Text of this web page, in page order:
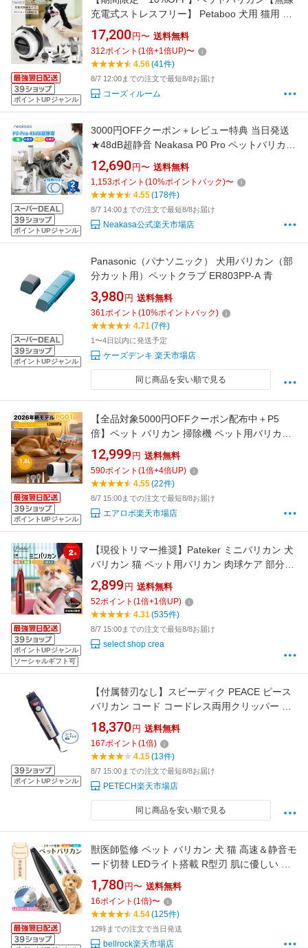
ポイントUPジャンル
充電式ストレスフリー】 Petaboo 犬用 猫用 掃
除機 7in1 静音 吸引 ペットグルーミング バリカ
ン 犬用バリカン ペット掃除機 犬 ペット用品 ペ
ット用バリカン 中型 犬 カット バリカン ペット
美容器 トリミング 《a150》
17,200 円〜 送料無料
312ポイント (1倍+1倍UP)〜
4.56(41件)
8/7 12:00までの注文で最短8/8お届け
コーズィルーム
ポイントUPジャンル
3000円OFFクーポン＋レビュー特典 当日発送
★48dB超静音 Neakasa P0 Pro ペットバリカン
ペットバリカン 掃除機 犬用バリカン 犬 掃除機
ペット グルーミング掃除機 猫 犬 バリカン ペッ
ト用品 トリミング 【最短翌日配達】
12,690 円〜 送料無料
1,153ポイント (10%ポイントバック)〜
4.55(178件)
8/7 14:00までの注文で最短8/8お届け
Neakasa公式楽天市場店
ポイントUPジャンル
Panasonic（パナソニック） 犬用バリカン（部
分カット用）ペットクラブ ER803PP-A 青
3,980 円 送料無料
361ポイント (10%ポイントバック)
4.71(7件)
1〜4日以内に発送予定
ケーズデンキ 楽天市場店
同じ商品を安い順で見る
ポイントUPジャンル
【全品対象5000円OFFクーポン配布中＋P5
倍】ペット バリカン 掃除機 ペット用バリカン
吸引式 犬 猫用 グルーミング掃除機 強力 吸引
静音 クリーナー 12000Pa 電動バリカン 1.8L大
容量 ペットグルーミングブラシ 隙間ブラシ 3段
階 自動吸引 トリミング 抜け毛取り
12,999 円 送料無料
590ポイント (1倍+4倍UP)
4.55(22件)
8/7 15:00までの注文で最短8/8お届け
エアロボ楽天市場店
ポイントUPジャンル
ソーシャルギフト可
【現役トリマー推奨】Pateker ミニバリカン 犬
バリカン 猫 ペット用バリカン 肉球ケア 部分カ
ット LED付き 電動 バリカン USB充電 足裏 耳
裏 顔周り お尻周り 自宅トリミング 犬用バリカ
ン 小型 軽量 速度二段階調整 プロ仕様 パテッカ
ー 静音 コードレス
2,899 円 送料無料
52ポイント (1倍+1倍UP)
4.31(535件)
8/7 15:00までの注文で最短8/8お届け
select shop crea
ポイントUPジャンル
【付属替刃なし】スピーディク PEACE ピース
バリカン コード コードレス両用クリッパー プ
ロ トリマー【ペット用バリカン】 ★
18,370 円 送料無料
167ポイント (1倍)
4.15(13件)
8/7 15:00までの注文で最短8/8お届け
PETECH楽天市場店
同じ商品を安い順で見る
獣医師監修 ペット バリカン 犬 猫 高速＆静音モ
ード切替 LEDライト搭載 R型刃 肌に優しい ペ
ット用バリカン コードレス 水洗い可 トリミン
グ 充電式 初心者OK 充電式コードレス
1,780 円〜 送料無料
16ポイント (1倍)〜
4.54(125件)
12時までの注文で当日発送
bellrock楽天市場店